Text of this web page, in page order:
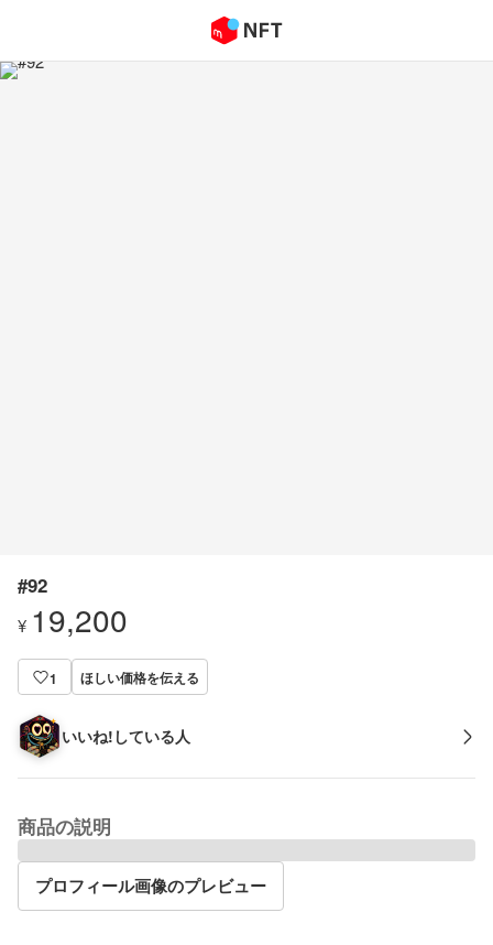
#92
¥ 19,200
1 ほしい価格を伝える
いいね!している人
商品の説明
プロフィール画像のプレビュー